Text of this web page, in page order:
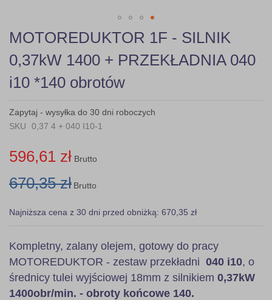
Skip
to
the
beginning
of
the
gallery
MOTOREDUKTOR 1F - SILNIK
0,37kW 1400 + PRZEKŁADNIA 040
i10 *140 obrotów
Zapytaj - wysyłka do 30 dni roboczych
SKU
0,37 4 + 040 I10-1
596,61 zł Brutto
670,35 zł Brutto
Najniższa cena z 30 dni przed obniżką: 670,35 zł
Kompletny, zalany olejem, gotowy do pracy
MOTOREDUKTOR - zestaw przekładni 040 i10, o
średnicy tulei wyjściowej 18mm z silnikiem 0,37kW
1400obr/min. - obroty końcowe 140.